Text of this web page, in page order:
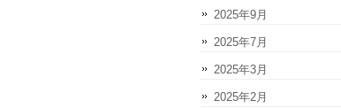
2025年9月
2025年7月
2025年3月
2025年2月